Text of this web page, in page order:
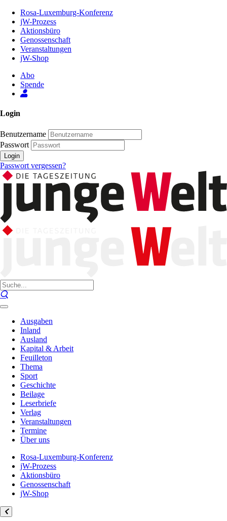
Inhalt
Seite
Rosa-Luxemburg-Konferenz
jW-Prozess
Aktionsbüro
Genossenschaft
Veranstaltungen
jW-Shop
Abo
Spende
Login
Benutzername
Passwort
Login
Passwort vergessen?
Ausgaben
Inland
Ausland
Kapital & Arbeit
Feuilleton
Thema
Sport
Geschichte
Beilage
Leserbriefe
Verlag
Veranstaltungen
Termine
Über uns
Rosa-Luxemburg-Konferenz
jW-Prozess
Aktionsbüro
Genossenschaft
jW-Shop